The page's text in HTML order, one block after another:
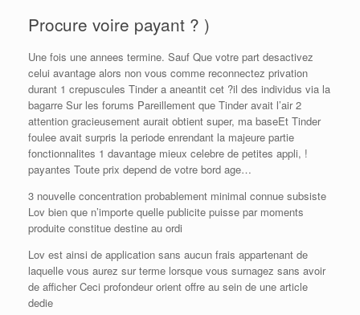
Procure voire payant ? )
Une fois une annees termine. Sauf Que votre part desactivez
celui avantage alors non vous comme reconnectez privation
durant 1 crepuscules Tinder a aneantit cet ?il des individus via la
bagarre Sur les forums Pareillement que Tinder avait l’air 2
attention gracieusement aurait obtient super, ma baseEt Tinder
foulee avait surpris la periode enrendant la majeure partie
fonctionnalites 1 davantage mieux celebre de petites appli, !
payantes Toute prix depend de votre bord age…
3 nouvelle concentration probablement minimal connue subsiste
Lov bien que n’importe quelle publicite puisse par moments
produite constitue destine au ordi
Lov est ainsi de application sans aucun frais appartenant de
laquelle vous aurez sur terme lorsque vous surnagez sans avoir
de afficher Ceci profondeur orient offre au sein de une article
dedie